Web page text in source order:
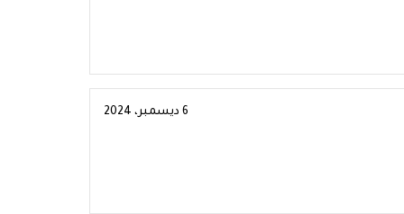
6 ديسمبر، 2024